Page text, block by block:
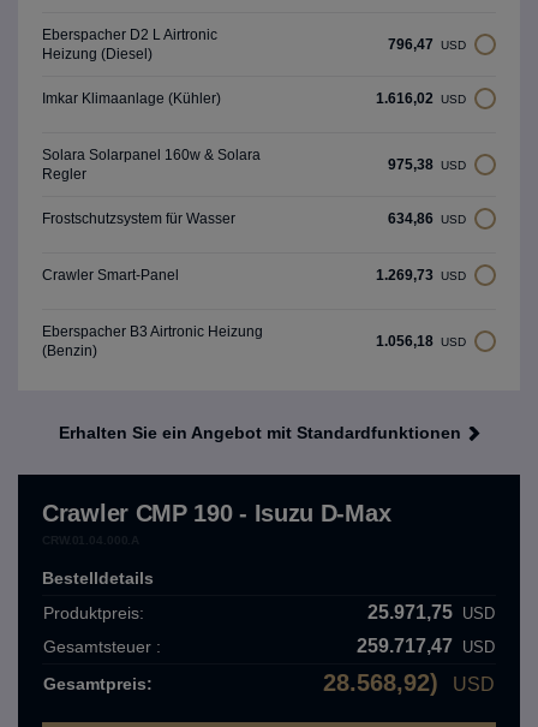
Eberspacher D2 L Airtronic
Heizung (Diesel)
796,47 USD
Imkar Klimaanlage (Kühler) 1.616,02 USD
Solara Solarpanel 160w & Solara
Regler
975,38 USD
Frostschutzsystem für Wasser 634,86 USD
Crawler Smart-Panel 1.269,73 USD
Eberspacher B3 Airtronic Heizung
(Benzin)
1.056,18 USD
Erhalten Sie ein Angebot mit Standardfunktionen
Crawler CMP 190 - Isuzu D-Max
Bestelldetails
Produktpreis:
25.971,75 USD
Gesamtsteuer : 259.717,47 USD
Gesamtpreis: 28.568,92) USD